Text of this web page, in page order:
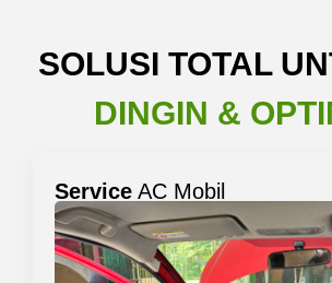
SOLUSI TOTAL
DINGIN &
Service AC Mobil